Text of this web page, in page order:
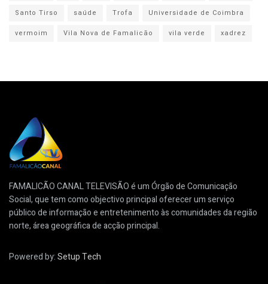
Santo Tirso
saúde Trofa
Universidade de Coimbra
vermoim
Vila Nova de Famalicão vila verde xadrez
FAMALICÃO CANAL TELEVISÃO é um Órgão de Comunicação
Social, que tem como objectivo principal oferecer um serviço
público de informação e entretenimento às comunidades da região
norte, área geográfica de acção principal.
Powered by:Setup Tech